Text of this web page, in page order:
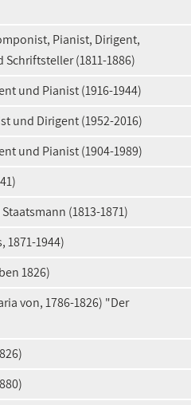
Pianist, Dirigent,
(1811-1886)
und Pianist (1916-1944)
und Dirigent (1952-2016)
und Pianist (1904-1989)
(1813-1871)
1871-1944)
1826)
von, 1786-1826) "Der